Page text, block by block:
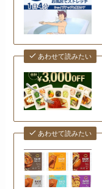
あわせて読みたい
あわせて読みたい